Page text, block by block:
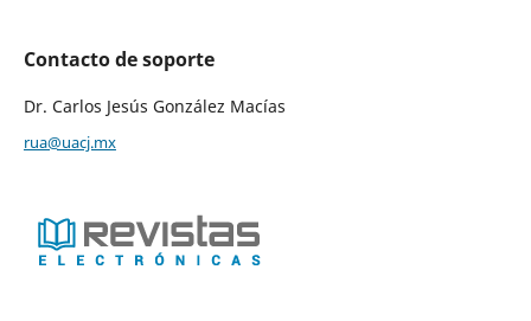
Contacto de soporte
Dr. Carlos Jesús González Macías
rua@uacj.mx